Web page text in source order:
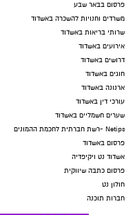
פרסום בבאר שבע
משרדים וחנויות להשכרה באשדוד
שרותי בריאות באשדוד
אירועים באשדוד
דרושים באשדוד
חוגים באשדוד
ארנונה באשדוד
עורכי דין באשדוד
שערים חשמליים באשדוד
Netips -רשת חברתית לחכמת ההמונים
פרסום באשדוד
אשדוד נט ויקיפדיה
פרסום כתבה שיווקית
חולון נט
חברות תוכנה